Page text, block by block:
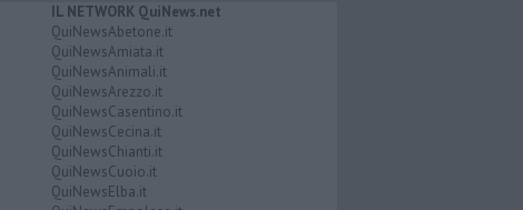
IL NETWORK QuiNews.net
QuiNewsAbetone.it
QuiNewsAmiata.it
QuiNewsAnimali.it
QuiNewsArezzo.it
QuiNewsCasentino.it
QuiNewsCecina.it
QuiNewsChianti.it
QuiNewsCuoio.it
QuiNewsElba.it